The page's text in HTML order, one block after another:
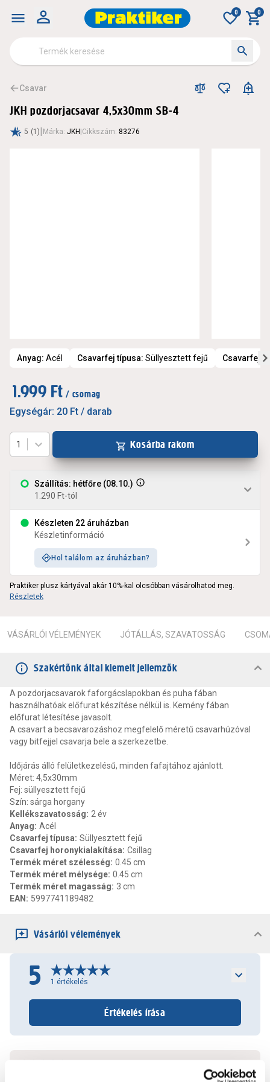
0 0
Csavar
JKH pozdorjacsavar 4,5x30mm SB-4
5 (1)| Márka: JKH Cikkszám: 83276
Anyag: Acél Csavarfej típusa: Süllyesztett fejű Csavarfej
1.999 Ft / csomag
Egységár: 20 Ft / darab
Szállítás: hétfőre (08.10.)
1.290 Ft-tól
Készleten 22 áruházban
Készletinformáció
Hol találom az áruházban?
1 Kosárba rakom
Praktiker plusz kártyával akár 10%-kal olcsóbban vásárolhatod meg.
Részletek
VÁSÁRLÓI VÉLEMÉNYEK JÓTÁLLÁS, SZAVATOSSÁG
Szakértőnk által kiemelt jellemzők
A pozdorjacsavarok faforgácslapokban és puha fában
használhatóak előfurat készítése nélkül is. Kemény fában
előfurat létesítése javasolt.
A csavart a becsavarozáshoz megfelelő méretű csavarhúzóval
vagy bitfejjel csavarja bele a szerkezetbe.
Időjárás álló felületkezelésű, minden fafajtához ajánlott.
Méret: 4,5x30mm
Fej: süllyesztett fejű
Szín: sárga horgany
Kellékszavatosság: 2 év
Anyag: Acél
Csavarfej típusa: Süllyesztett fejű
Csavarfej horonykialakítása: Csillag
Termék méret szélesség: 0.45 cm
Termék méret mélysége: 0.45 cm
Termék méret magasság: 3 cm
EAN : 5997741189482
Vásárlói vélemények
5 1 értékelés
Értékelés írása